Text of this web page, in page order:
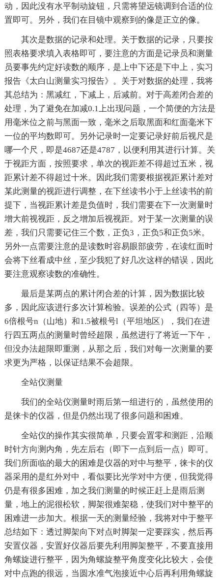
动，因此没有水平制动旋钮，只需将望远镜调到合适的位
置即可。另外，我们在目镜中观察到的像是正立的像。
其次是数据的记录和处理。关于数据的记录，只要按
照表格要求填入表格即可，要注意的方面是记录员和测量
员要事先约定好读数的顺序，是上中下还是下中上，实习
报告《太白山测量实习报告》。关于对数据的处理，我将
其总结为：黑减红，下减上，后减前。对于高差闭合差的
处理，为了避免在加减0.1上出现问题，一个简便的方法是
用毫米位之前与黑面一致，毫米之后取黑面和红面毫米下
一位的平均数即可。另外记录时一定要记录好前后视尺是
哪一个尺，即是4687还是4787，以便利用其进行计算。关
于视距方面，按照要求，单次的视距差不得超过五米，视
距累计差不得超过十米。因此我们需要根据视距累计差对
某此测量的视距进行调整，在下丝读书小于上丝读书的前
提下，当视距累计差是负值时，我们需要在下一次测量时
增大前视视距，反之增加后视视距。对于某一次测量的误
差，我们只需要记住三个数，正负3，正负5和正负5米。
另外一点需要注意的是读数时容易眼部疲劳，在读红面时
会将下丝看成中丝，至少我犯了好几次这样的错误，因此
要注意观察读数的准确性。
最后是某两点的累计闭合差的计算，因为数据比较
多，因此应该进行多次计算检验。误差的公式（四等）是
6倍根号n（山地）和1.5被根号l（平坦地区），我们在进
行四五两点的测量时曾经超限，虽然进行了将近一下午，
但没办法超限即重测，从那之后，我们对每一次测量的要
求更为严格，以保证结果不会超限。
全站仪测量
我们的全站仪测量时雨后第一组进行的，虽然使用的
是徕卡的仪器，但是仍然出现了很多问题和困难。
全站仪的操作其实很简单，只要会置零和测距，沿顺
时针方向测内角，先左后右（即下一点到后一点）即可。
我们所面临的最大的困难是仪器的对中与整平，徕卡的仪
器采用的是红外对中，看似要比光学对中方便，但我觉得
仍是有很多困难，加之我们测量的时候正赶上是雨后测
量，地上的泥很松软，脚架很难架稳，使我们对中整平的
困难进一步加大。根据一天的测量经验，我将对中于整平
总结如下：透过脚架向下对点时脚架一定要踩实，然后再
安置仪器，安置好仪器后要先利用脚架整平，不要直接用
角螺旋进行整平，因为角螺旋整平角度变化比较大，会使
对中点跑的很远，当圆水准气泡接近中心后再利用角螺旋